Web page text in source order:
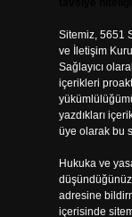
Sitemiz, 5651
ve İletişim
Sağlayıcı
içerikleri
yazdıkları
üye olarak bu
Hukuka ve
adresine
içerisinde